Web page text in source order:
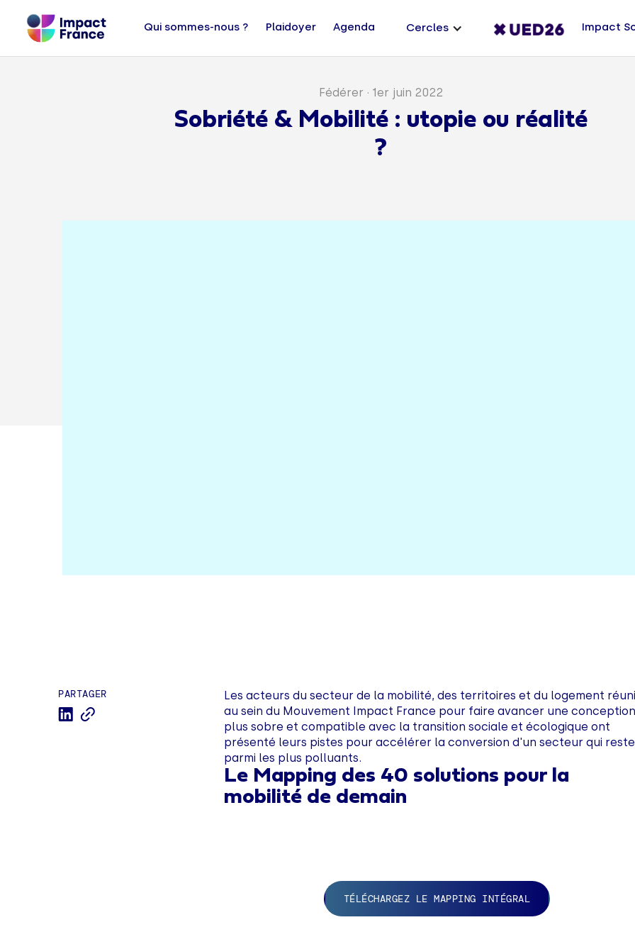
Qui sommes-nous ? Plaidoyer Agenda Cercles Impact
Fédérer · 1er juin 2022
Sobriété & Mobilité : utopie ou réalité
?
PARTAGER
Les acteurs du secteur de la mobilité, des territoires et du logement
au sein du Mouvement Impact France pour faire avancer une conception
plus sobre et compatible avec la transition sociale et écologique ont
présenté leurs pistes pour accélérer la conversion d'un secteur qui reste
parmi les plus polluants.
Le Mapping des 40 solutions pour la
mobilité de demain
TÉLÉCHARGEZ LE MAPPING INTÉGRAL